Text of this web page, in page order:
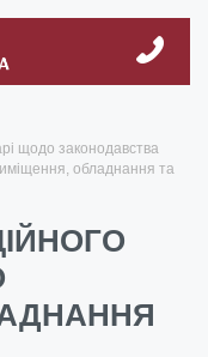
щодо законодавства
обладнання та